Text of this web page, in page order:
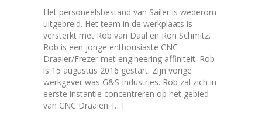
Het personeelsbestand van Sailer is wederom
uitgebreid. Het team in de werkplaats is
versterkt met Rob van Daal en Ron Schmitz.
Rob is een jonge enthousiaste CNC
Draaier/Frezer met engineering affiniteit. Rob
is 15 augustus 2016 gestart. Zijn vorige
werkgever was G&S Industries. Rob zal zich in
eerste instantie concentreren op het gebied
van CNC Draaien. […]